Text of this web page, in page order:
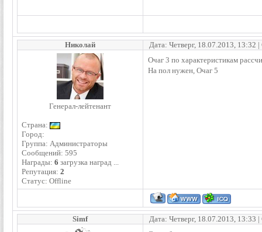
Николай Дата: Четверг, 18.07.2013, 13:32
Генерал-лейтенант
Страна:
Город:
Группа: Администраторы
Сообщений: 595
Награды: 6 загрузка наград ...
Репутация: 2
Статус: Offline
Очаг 3 по характеристикам
На пол нужен, Очаг 5
Simf Дата: Четверг, 18.07.2013, 13:33